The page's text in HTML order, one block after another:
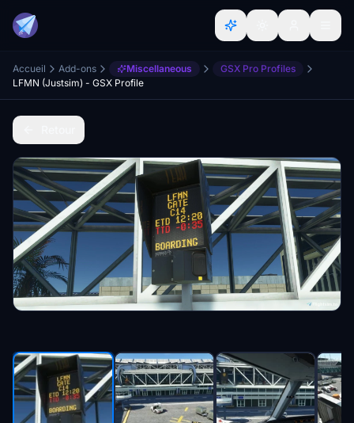
Accueil Add-ons Miscellaneous
GSX Pro Profiles
LFMN (Justsim) - GSX Profile